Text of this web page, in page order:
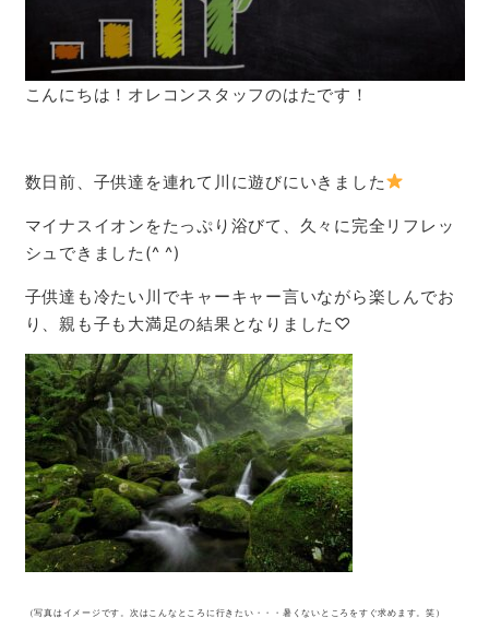
こんにちは！オレコンスタッフのはたです！
数日前、子供達を連れて川に遊びにいきました
マイナスイオンをたっぷり浴びて、久々に完全リフレッ
シュできました(^ ^)
子供達も冷たい川でキャーキャー言いながら楽しんでお
り、親も子も大満足の結果となりました♡
（写真はイメージです。次はこんなところに行きたい・・・暑くないところをすぐ求めます。笑）